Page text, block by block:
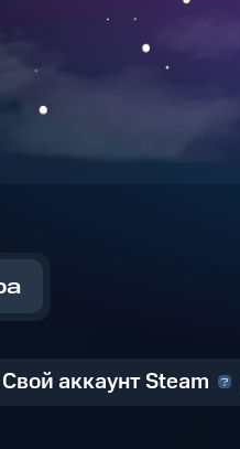
Свой аккаунт Steam